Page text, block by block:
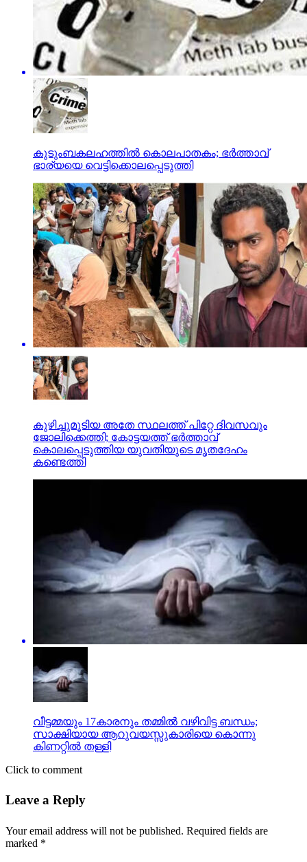
കുടുംബകലഹത്തില്‍ കൊലപാതകം; ഭര്‍ത്താവ്
ഭാര്യയെ വെട്ടിക്കൊലപ്പെടുത്തി
കുഴിച്ചുമൂടിയ അതേ സ്ഥലത്ത് പിറ്റേ ദിവസവും
ജോലിക്കെത്തി; കോട്ടയത്ത് ഭര്‍ത്താവ്
കൊലപ്പെടുത്തിയ യുവതിയുടെ മൃതദേഹം
കണ്ടെത്തി
വീട്ടമ്മയും 17കാരനും തമ്മിൽ വഴിവിട്ട ബന്ധം;
സാക്ഷിയായ ആറുവയസ്സുകാരിയെ കൊന്നു
കിണറ്റിൽ തള്ളി
Click to comment
Leave a Reply
Your email address will not be published. Required fields are
marked *